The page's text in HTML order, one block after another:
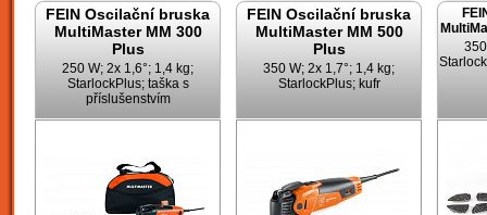
FEIN Oscilační bruska
MultiMaster MM 300
Plus
250 W; 2x 1,6°; 1,4 kg;
StarlockPlus; taška s
příslušenstvím
FEIN Oscilační bruska
MultiMaster MM 500
Plus
350 W; 2x 1,7°; 1,4 kg;
StarlockPlus; kufr